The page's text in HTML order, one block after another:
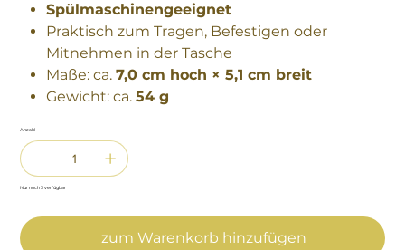
Spülmaschinengeeignet
Praktisch zum Tragen, Befestigen oder
Mitnehmen in der Tasche
Maße: ca.7,0 cm hoch × 5,1 cm breit
Gewicht: ca.54 g
Anzahl
Nur noch 3 verfügbar
zum Warenkorb hinzufügen